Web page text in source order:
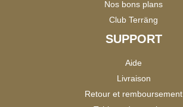
Nos bons plans
Club Terräng
SUPPORT
Aide
Livraison
Retour et remboursement